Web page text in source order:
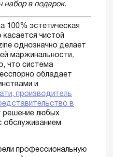
набор в подарок.
100% эстетическая
чистой
однозначно делает
маржинальности,
что система
обладает
и
производитель
в
решение любых
обслуживанием
профессиональную